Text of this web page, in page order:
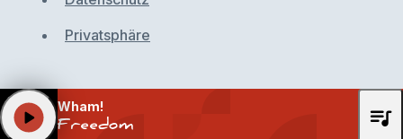
Privatsphäre
Wham!
Freedom
play_arrow queue_music